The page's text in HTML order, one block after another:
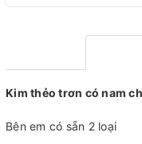
Kim thẻo trơn có nam
Bên em có sẵn 2 loại